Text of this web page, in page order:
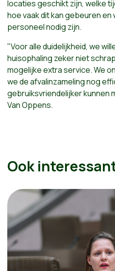
locaties geschikt zijn, welke
hoe vaak dit kan gebeuren en
personeel nodig zijn.
"Voor alle duidelijkheid, we
huisophaling zeker niet
mogelijke extra service. We
we de afvalinzameling nog
gebruiksvriendelijker kunnen
Van Oppens.
Ook